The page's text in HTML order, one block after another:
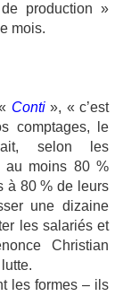
production »
mois.
Conti », « c’est
comptages, le
selon les
au moins 80 %
à 80 % de leurs
une dizaine
les salariés et
Christian
les formes – ils